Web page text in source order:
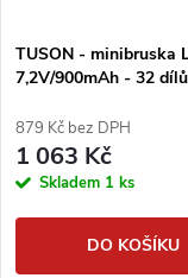
TUSON - minibruska
7,2V/900mAh - 32 dílů
879 Kč bez DPH
1 063 Kč
Skladem 1 ks
DO KOŠÍKU